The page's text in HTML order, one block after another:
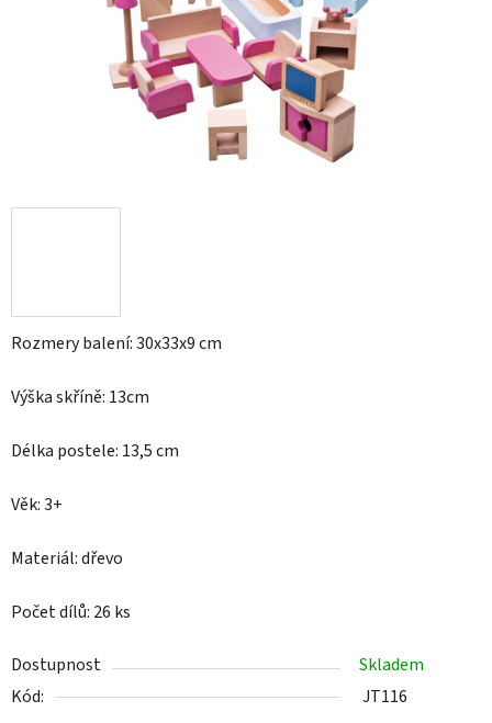
Rozmery balení: 30x33x9 cm
Výška skříně: 13cm
Délka postele: 13,5 cm
Věk: 3+
Materiál: dřevo
Počet dílů: 26 ks
Dostupnost
Skladem
Kód:
JT116